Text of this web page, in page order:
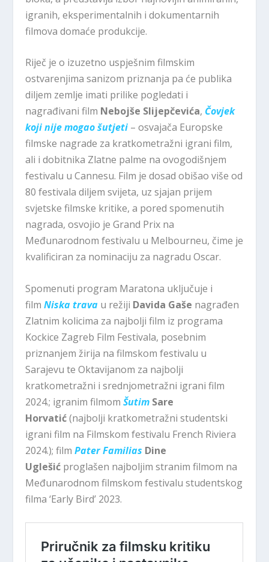
igranih, eksperimentalnih i dokumentarnih
filmova domaće produkcije.
Riječ je o izuzetno uspješnim filmskim
ostvarenjima sanizom priznanja pa će publika
diljem zemlje imati prilike pogledati i
nagrađivani film Nebojše Slijepčevića, Čovjek
koji nije mogao šutjeti – osvajača Europske
filmske nagrade za kratkometražni igrani film,
ali i dobitnika Zlatne palme na ovogodišnjem
festivalu u Cannesu. Film je dosad obišao više od
80 festivala diljem svijeta, uz sjajan prijem
svjetske filmske kritike, a pored spomenutih
nagrada, osvojio je Grand Prix na
Međunarodnom festivalu u Melbourneu, čime je
kvalificiran za nominaciju za nagradu Oscar.
Spomenuti program Maratona uključuje i
filmNiska trava u režiji Davida Gaše nagrađen
Zlatnim kolicima za najbolji film iz programa
Kockice Zagreb Film Festivala, posebnim
priznanjem žirija na filmskom festivalu u
Sarajevu te Oktavijanom za najbolji
kratkometražni i srednjometražni igrani film
2024.; igranim filmomŠutim Sare
Horvatić(najbolji kratkometražni studentski
igrani film na Filmskom festivalu French Riviera
2024.); filmPater Familias Dine
Uglešić proglašen najboljim stranim filmom na
Međunarodnom filmskom festivalu studentskog
filma ‘Early Bird’ 2023.